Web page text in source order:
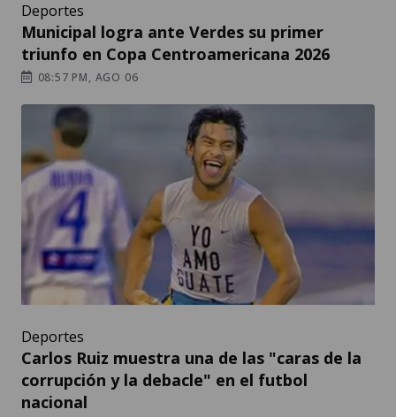
Deportes
Municipal logra ante Verdes su primer
triunfo en Copa Centroamericana 2026
08:57 PM, AGO 06
Deportes
Carlos Ruiz muestra una de las "caras de la
corrupción y la debacle" en el futbol
nacional